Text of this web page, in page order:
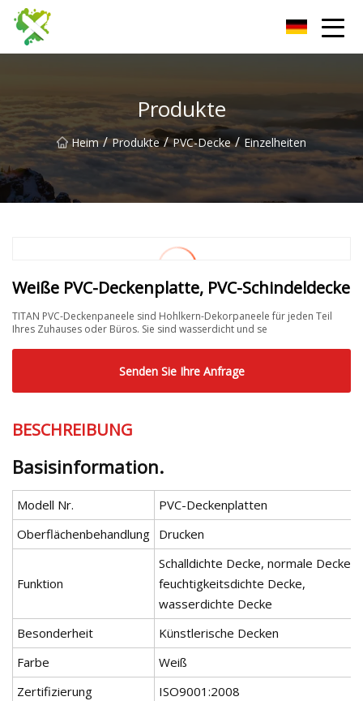
Produkte
Heim / Produkte / PVC-Decke / Einzelheiten
Weiße PVC-Deckenplatte, PVC-Schindeldecke
TITAN PVC-Deckenpaneele sind Hohlkern-Dekorpaneele für jeden Teil
Ihres Zuhauses oder Büros. Sie sind wasserdicht und se
Senden Sie Ihre Anfrage
BESCHREIBUNG
Basisinformation.
Modell Nr.
PVC-Deckenplatten
Oberflächenbehandlung Drucken
Funktion
Schalldichte Decke, normale Decke,
feuchtigkeitsdichte Decke,
wasserdichte Decke
Besonderheit
Künstlerische Decken
Farbe
Weiß
Zertifizierung
ISO9001:2008